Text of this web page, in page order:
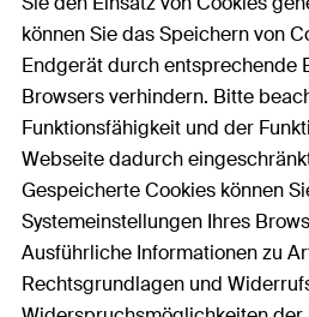
können Sie das Speichern von
Endgerät durch entsprechende
Browsers verhindern. Bitte
Funktionsfähigkeit und der
Webseite dadurch
Gespeicherte Cookies können
Systemeinstellungen Ihres
Ausführliche Informationen zu
Rechtsgrundlagen und